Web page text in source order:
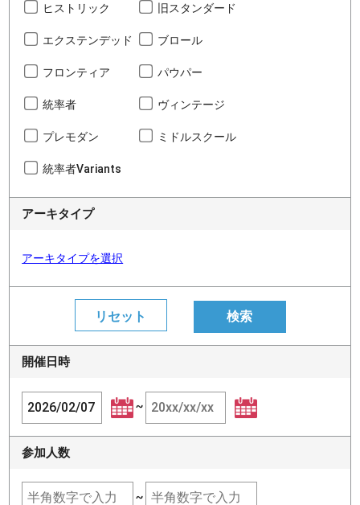
ヒストリック 旧スタンダード
エクステンデッド ブロール
フロンティア パウパー
統率者 ヴィンテージ
プレモダン ミドルスクール
統率者Variants
アーキタイプ
アーキタイプを選択
開催日時
~
参加人数
~